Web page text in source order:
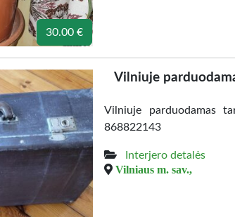
30.00 €
Vilniuje
Vilniuje parduodamas
868822143
Interjero detalės
Vilniaus m. sav.,